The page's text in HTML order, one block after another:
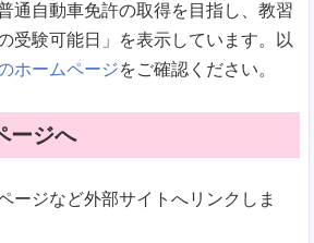
通自動車免許の取得を目指し、教習
受験可能日」を表示しています。以
ホームページをご確認ください。
ージへ
ージなど外部サイトへリンクしま